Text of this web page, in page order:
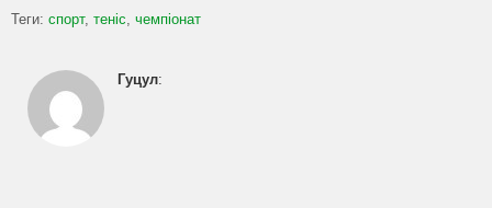
Теги: спорт теніс чемпіонат
Гуцул: